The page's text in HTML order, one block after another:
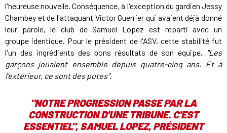
l'heureuse nouvelle. Conséquence, à l'exception du gardien Jessy
Chambey et de l'attaquant Victor Guerrier qui avaient déjà donné
leur parole, le club de Samuel Lopez est reparti avec un
groupe identique. Pour le président de l'ASV, cette stabilité fut
l'un des ingrédients des bons résultats de son équipe. "Les
garçons jouaient ensemble depuis quatre-cinq ans. Et à
l'extérieur, ce sont des potes".
"NOTRE PROGRESSION PASSE PAR LA
CONSTRUCTION D'UNE TRIBUNE. C'EST
ESSENTIEL", SAMUEL LOPEZ, PRÉSIDENT